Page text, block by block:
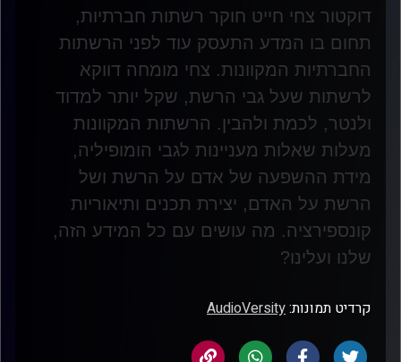
דוקטור צחי חייט חוקר רשתות חברתיות,
תחום בו המדע התעסק עוד לפני הרשתות
החברתיות המקוונות. צחי מומחה דווקא
לרשתות שעל גבי הרשת, שקל יותר למדוד
ולנטר, לכמת ולהבין. הרשתות המקוונות
מעלות שאלות מעניינות לגבי הומופיליה,
מידת ההשפעה של אדם על הרשת ושל
הרשת על האדם, יצירת תכנים ותיאוריות
קונספירציה. מה עושים עם כל המידע הזה,
שלנו ועלינו?
קרדיט תמונות:AudioVersity